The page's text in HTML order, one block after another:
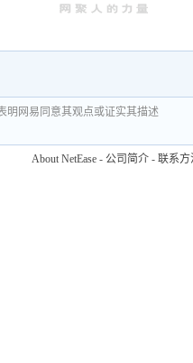
明网易同意其观点或证实其描述
About NetEase - 公司简介 - 联系方